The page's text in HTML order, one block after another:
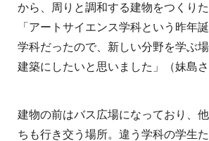
から、周りと調和する建物をつくりた
「アートサイエンス学科という昨年
学科だったので、新しい分野を学ぶ
建築にしたいと思いました」（妹島さ
建物の前はバス広場になっており、
ちも行き交う場所。違う学科の学生